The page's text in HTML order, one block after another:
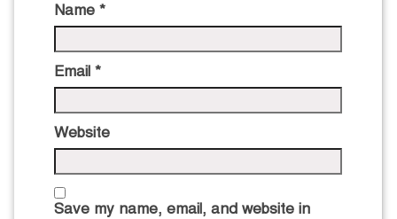
Name *
Email *
Website
Save my name, email, and website in